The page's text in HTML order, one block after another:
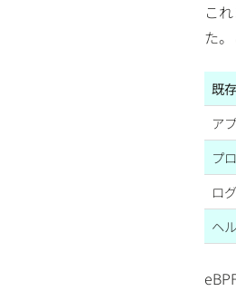
こ
た
既
ア
プ
ロ
ヘ